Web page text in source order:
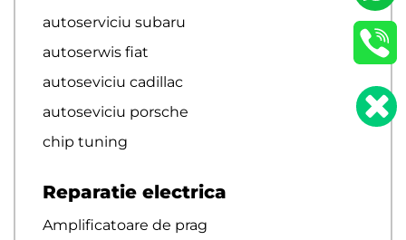
autoserviciu subaru
autoserwis fiat
autoseviciu cadillac
autoseviciu porsche
chip tuning
Reparatie electrica
Amplificatoare de prag